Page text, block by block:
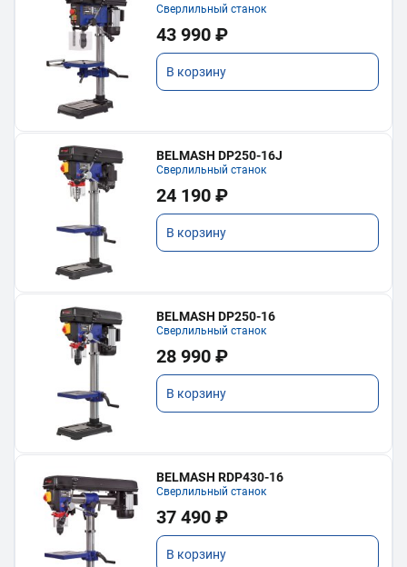
Сверлильный станок
43 990 ₽
В корзину
BELMASH DP250-16J
Сверлильный станок
24 190 ₽
В корзину
BELMASH DP250-16
Сверлильный станок
28 990 ₽
В корзину
BELMASH RDP430-16
Сверлильный станок
37 490 ₽
В корзину